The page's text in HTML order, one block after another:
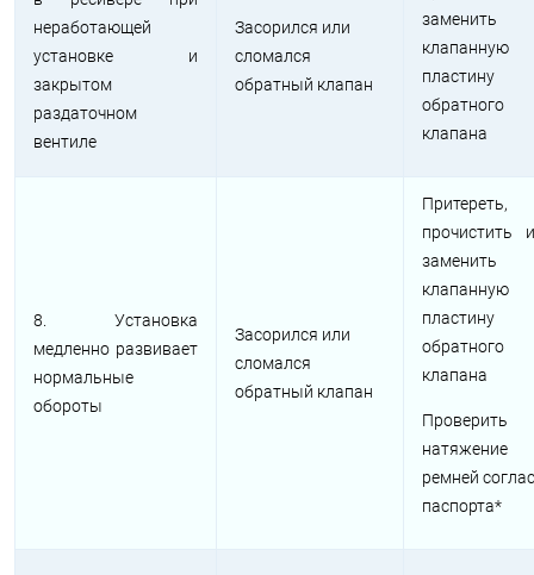
неработающей
установке и
закрытом
раздаточном
вентиле
Засорился или
сломался
обратный клапан
заменить
клапанную
пластину
обратного
клапана
8. Установка
медленно развивает
нормальные
обороты
Засорился или
сломался
обратный клапан
Притереть,
прочистить
заменить
клапанную
пластину
обратного
клапана
Проверить
натяжение
ремней
паспорта*